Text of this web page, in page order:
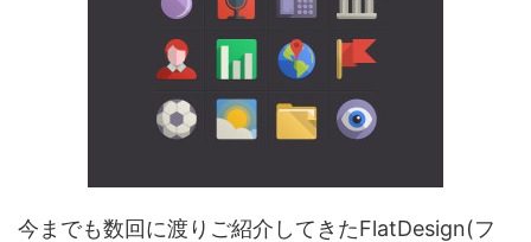
今までも数回に渡りご紹介してきたFlatDesign(フ